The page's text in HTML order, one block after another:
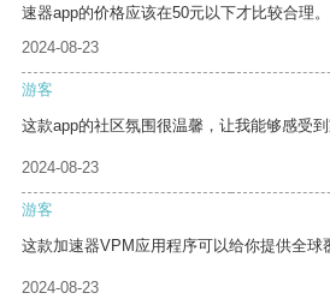
速器app的价格应该在50元以下才比较合理。
2024-08-23
游客
这款app的社区氛围很温馨，让我能够感受到
2024-08-23
游客
这款加速器VPM应用程序可以给你提供全球
2024-08-23